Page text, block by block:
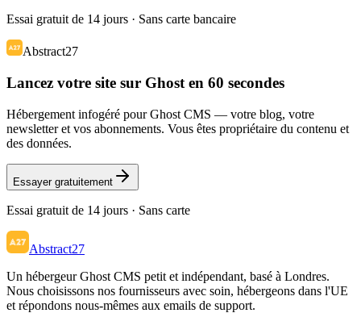
Essai gratuit de 14 jours · Sans carte bancaire
Abstract27
Lancez votre site sur Ghost en 60 secondes
Hébergement infogéré pour Ghost CMS — votre blog, votre
newsletter et vos abonnements. Vous êtes propriétaire du contenu et
des données.
Essayer gratuitement
Essai gratuit de 14 jours · Sans carte
Abstract27
Un hébergeur Ghost CMS petit et indépendant, basé à Londres.
Nous choisissons nos fournisseurs avec soin, hébergeons dans l'UE
et répondons nous-mêmes aux emails de support.